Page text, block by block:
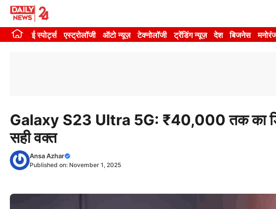
Skip
contentई स्पोर्ट्स एस्ट्रोलॉजी ऑटो न्यूज़ टेक्नोलॉजी ट्रेंडिंग न्यूज़ देश बिजनेस
Galaxy S23 Ultra 5G: ₹40,000 तक का
सही वक्त
Ansa Azhar
Published on: November 1, 2025